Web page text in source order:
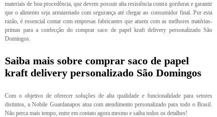
materiais de boa procedência, que devem possuir alta resistência contra gorduras e garantir
que o alimento seja armazenado com segurança até chegar ao consumidor final. Por esta
razão, é essencial contar com empresas fabricantes que atuem com as melhores matérias-
primas para a confecção do comprar saco de papel kraft delivery personalizado São
Domingos.
Saiba mais sobre comprar saco de papel
kraft delivery personalizado São Domingos
Com o objetivo de oferecer soluções de alta qualidade e funcionalidade para setores
distintos, a Nobile Guardanapos atua com atendimento personalizado para todo o Brasil.
Não perca mais tempo, entre em contato agora mesmo e saiba todos os detalhes!